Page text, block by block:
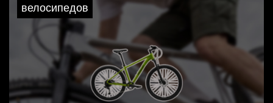
велосипедов